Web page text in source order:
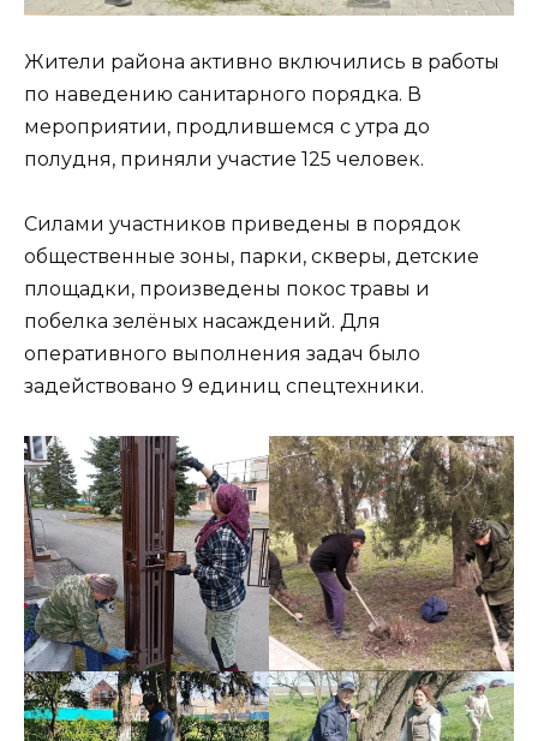
Жители района активно включились в работы
по наведению санитарного порядка. В
мероприятии, продлившемся с утра до
полудня, приняли участие 125 человек.
Силами участников приведены в порядок
общественные зоны, парки, скверы, детские
площадки, произведены покос травы и
побелка зелёных насаждений. Для
оперативного выполнения задач было
задействовано 9 единиц спецтехники.